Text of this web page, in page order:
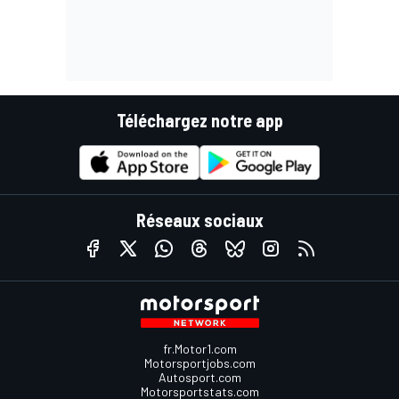
Téléchargez notre app
Réseaux sociaux
fr.Motor1.com
Motorsportjobs.com
Autosport.com
Motorsportstats.com